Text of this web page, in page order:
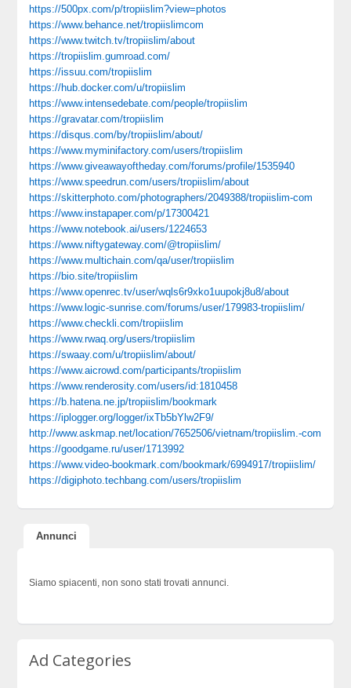
https://500px.com/p/tropiislim?view=photos
https://www.behance.net/tropiislimcom
https://www.twitch.tv/tropiislim/about
https://tropiislim.gumroad.com/
https://issuu.com/tropiislim
https://hub.docker.com/u/tropiislim
https://www.intensedebate.com/people/tropiislim
https://gravatar.com/tropiislim
https://disqus.com/by/tropiislim/about/
https://www.myminifactory.com/users/tropiislim
https://www.giveawayoftheday.com/forums/profile/1535940
https://www.speedrun.com/users/tropiislim/about
https://skitterphoto.com/photographers/2049388/tropiislim-com
https://www.instapaper.com/p/17300421
https://www.notebook.ai/users/1224653
https://www.niftygateway.com/@tropiislim/
https://www.multichain.com/qa/user/tropiislim
https://bio.site/tropiislim
https://www.openrec.tv/user/wqls6r9xko1uupokj8u8/about
https://www.logic-sunrise.com/forums/user/179983-tropiislim/
https://www.checkli.com/tropiislim
https://www.rwaq.org/users/tropiislim
https://swaay.com/u/tropiislim/about/
https://www.aicrowd.com/participants/tropiislim
https://www.renderosity.com/users/id:1810458
https://b.hatena.ne.jp/tropiislim/bookmark
https://iplogger.org/logger/ixTb5bYlw2F9/
http://www.askmap.net/location/7652506/vietnam/tropiislim.-com
https://goodgame.ru/user/1713992
https://www.video-bookmark.com/bookmark/6994917/tropiislim/
https://digiphoto.techbang.com/users/tropiislim
Annunci
Siamo spiacenti, non sono stati trovati annunci.
Ad Categories